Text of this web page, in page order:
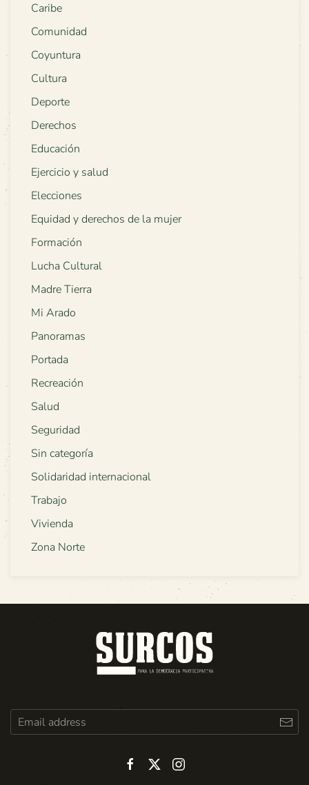
Caribe
Comunidad
Coyuntura
Cultura
Deporte
Derechos
Educación
Ejercicio y salud
Elecciones
Equidad y derechos de la mujer
Formación
Lucha Cultural
Madre Tierra
Mi Arado
Panoramas
Portada
Recreación
Salud
Seguridad
Sin categoría
Solidaridad internacional
Trabajo
Vivienda
Zona Norte